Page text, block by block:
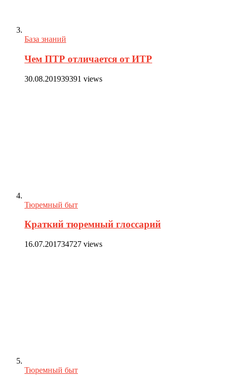
База знаний
Чем ПТР отличается от ИТР
30.08.201939391 views
Тюремный быт
Краткий тюремный глоссарий
16.07.201734727 views
Тюремный быт